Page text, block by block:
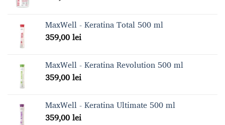
MaxWell - Keratina Total 500 ml
359,00lei
MaxWell - Keratina Revolution 500 ml
359,00lei
MaxWell - Keratina Ultimate 500 ml
359,00lei